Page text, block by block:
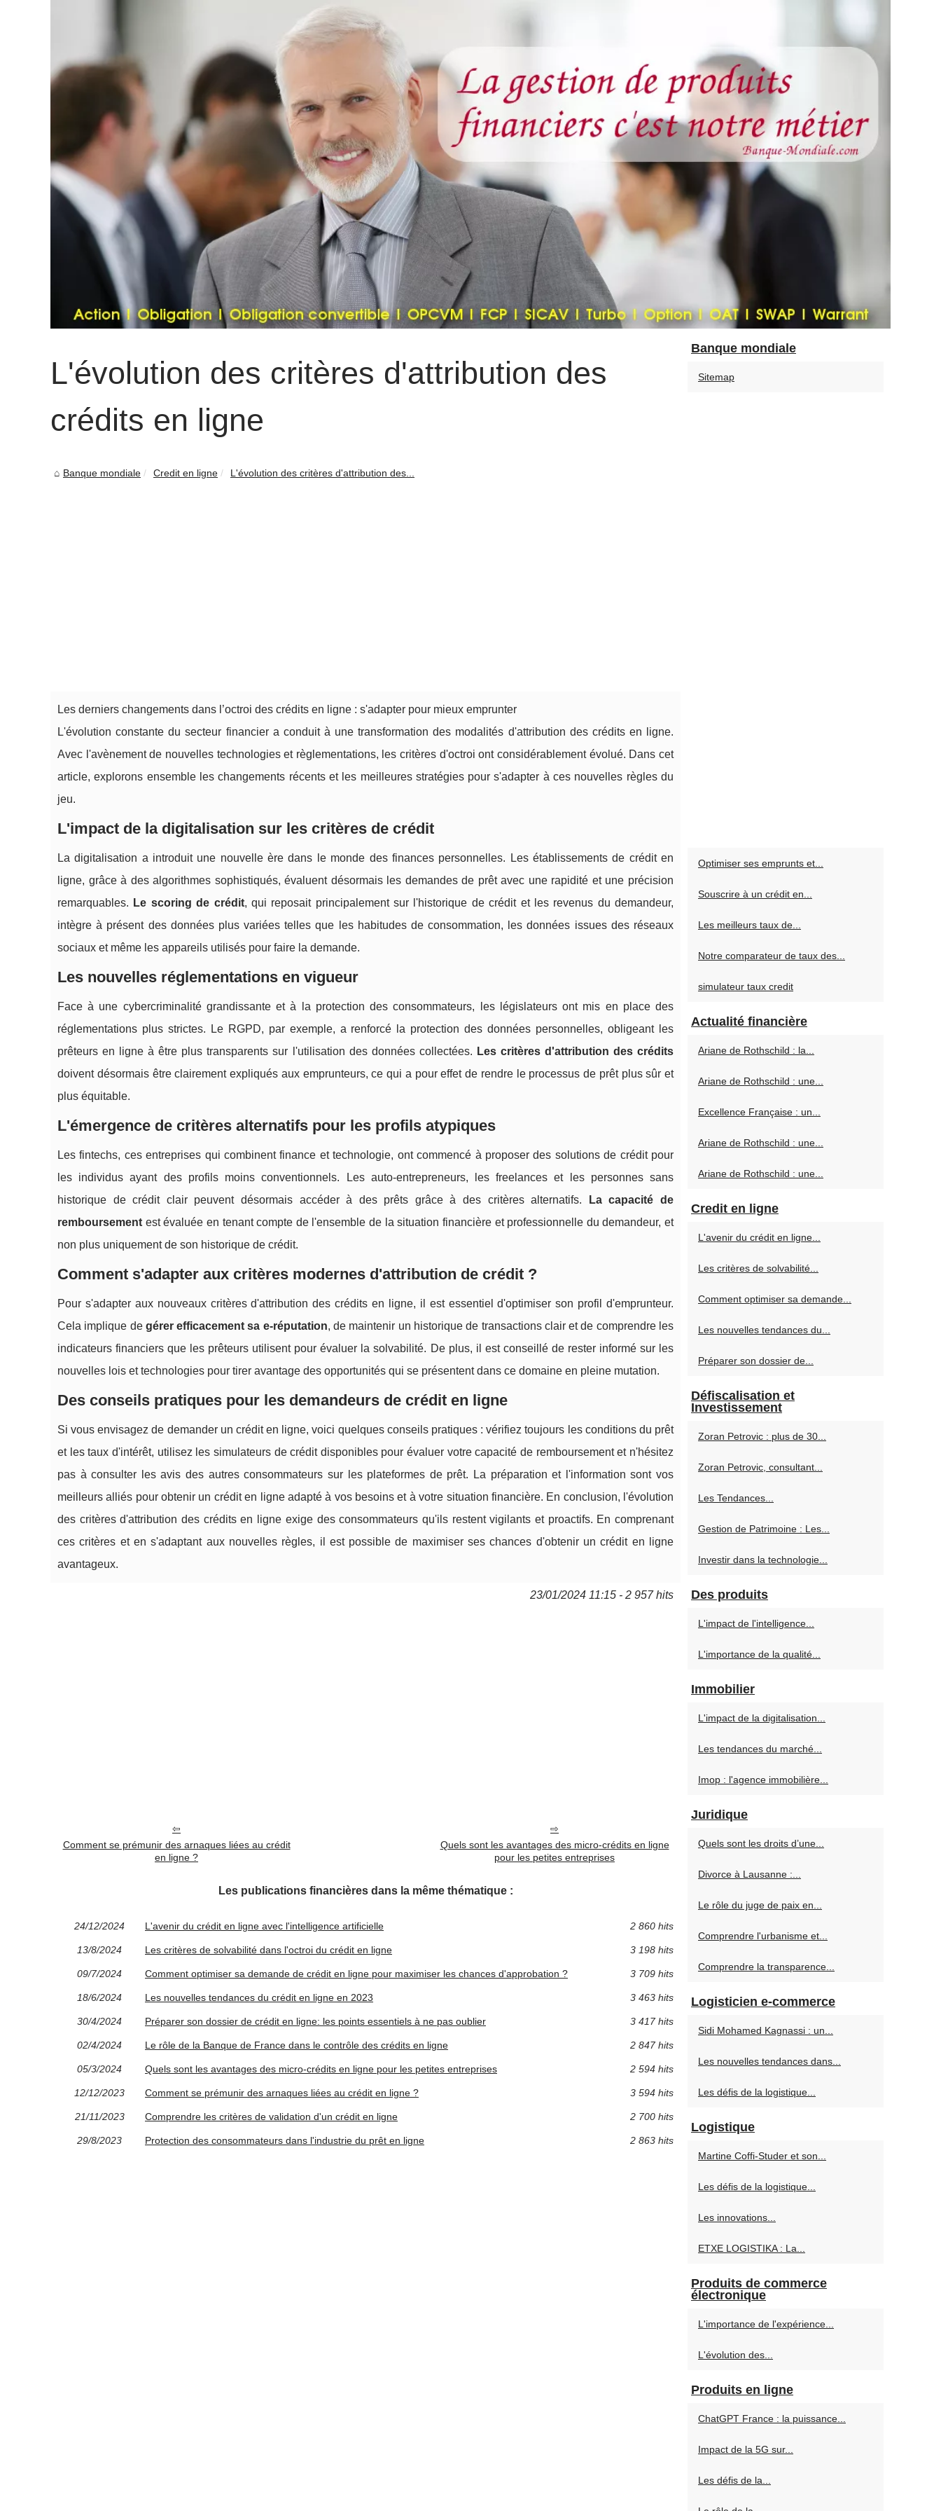
L'évolution des critères d'attribution des
crédits en ligne
Banque mondiale Credit en ligne L'évolution des critères d'attribution des...
Les derniers changements dans l’octroi des crédits en ligne : s'adapter pour mieux emprunter
L'évolution constante du secteur financier a conduit à une transformation des modalités d'attribution des crédits en ligne.
Avec l'avènement de nouvelles technologies et règlementations, les critères d'octroi ont considérablement évolué. Dans cet
article, explorons ensemble les changements récents et les meilleures stratégies pour s'adapter à ces nouvelles règles du
jeu.
L'impact de la digitalisation sur les critères de crédit
La digitalisation a introduit une nouvelle ère dans le monde des finances personnelles. Les établissements de crédit en
ligne, grâce à des algorithmes sophistiqués, évaluent désormais les demandes de prêt avec une rapidité et une précision
remarquables. Le scoring de crédit, qui reposait principalement sur l'historique de crédit et les revenus du demandeur,
intègre à présent des données plus variées telles que les habitudes de consommation, les données issues des réseaux
sociaux et même les appareils utilisés pour faire la demande.
Les nouvelles réglementations en vigueur
Face à une cybercriminalité grandissante et à la protection des consommateurs, les législateurs ont mis en place des
réglementations plus strictes. Le RGPD, par exemple, a renforcé la protection des données personnelles, obligeant les
prêteurs en ligne à être plus transparents sur l'utilisation des données collectées. Les critères d'attribution des crédits
doivent désormais être clairement expliqués aux emprunteurs, ce qui a pour effet de rendre le processus de prêt plus sûr et
plus équitable.
L'émergence de critères alternatifs pour les profils atypiques
Les fintechs, ces entreprises qui combinent finance et technologie, ont commencé à proposer des solutions de crédit pour
les individus ayant des profils moins conventionnels. Les auto-entrepreneurs, les freelances et les personnes sans
historique de crédit clair peuvent désormais accéder à des prêts grâce à des critères alternatifs.
La capacité de
remboursement est évaluée en tenant compte de l'ensemble de la situation financière et professionnelle du demandeur, et
non plus uniquement de son historique de crédit.
Comment s'adapter aux critères modernes d'attribution de crédit ?
Pour s'adapter aux nouveaux critères d'attribution des crédits en ligne, il est essentiel d'optimiser son profil d'emprunteur.
Cela implique de gérer efficacement sa e-réputation, de maintenir un historique de transactions clair et de comprendre les
indicateurs financiers que les prêteurs utilisent pour évaluer la solvabilité. De plus, il est conseillé de rester informé sur les
nouvelles lois et technologies pour tirer avantage des opportunités qui se présentent dans ce domaine en pleine mutation.
Des conseils pratiques pour les demandeurs de crédit en ligne
Si vous envisagez de demander un crédit en ligne, voici quelques conseils pratiques : vérifiez toujours les conditions du prêt
et les taux d'intérêt, utilisez les simulateurs de crédit disponibles pour évaluer votre capacité de remboursement et n'hésitez
pas à consulter les avis des autres consommateurs sur les plateformes de prêt. La préparation et l'information sont vos
meilleurs alliés pour obtenir un crédit en ligne adapté à vos besoins et à votre situation financière. En conclusion, l'évolution
des critères d'attribution des crédits en ligne exige des consommateurs qu'ils restent vigilants et proactifs. En comprenant
ces critères et en s'adaptant aux nouvelles règles, il est possible de maximiser ses chances d'obtenir un crédit en ligne
avantageux.
23/01/2024 11:15 - 2 957 hits
Comment se prémunir des arnaques liées au crédit
en ligne ?
Quels sont les avantages des micro-crédits en ligne
pour les petites entreprises
Les publications financières dans la même thématique :
24/12/2024 L'avenir du crédit en ligne avec l'intelligence artificielle 2 860 hits
13/8/2024 Les critères de solvabilité dans l'octroi du crédit en ligne 3 198 hits
09/7/2024 Comment optimiser sa demande de crédit en ligne pour maximiser les chances d'approbation ? 3 709 hits
18/6/2024 Les nouvelles tendances du crédit en ligne en 2023 3 463 hits
30/4/2024 Préparer son dossier de crédit en ligne: les points essentiels à ne pas oublier 3 417 hits
02/4/2024 Le rôle de la Banque de France dans le contrôle des crédits en ligne 2 847 hits
05/3/2024 Quels sont les avantages des micro-crédits en ligne pour les petites entreprises 2 594 hits
12/12/2023 Comment se prémunir des arnaques liées au crédit en ligne ? 3 594 hits
21/11/2023 Comprendre les critères de validation d'un crédit en ligne 2 700 hits
29/8/2023 Protection des consommateurs dans l'industrie du prêt en ligne 2 863 hits
Banque mondiale
Sitemap
Optimiser ses emprunts et...
Souscrire à un crédit en...
Les meilleurs taux de...
Notre comparateur de taux des...
simulateur taux credit
Actualité financière
Ariane de Rothschild : la...
Ariane de Rothschild : une...
Excellence Française : un...
Ariane de Rothschild : une...
Ariane de Rothschild : une...
Credit en ligne
L'avenir du crédit en ligne...
Les critères de solvabilité...
Comment optimiser sa demande...
Les nouvelles tendances du...
Préparer son dossier de...
Défiscalisation et
Investissement
Zoran Petrovic : plus de 30...
Zoran Petrovic, consultant...
Les Tendances...
Gestion de Patrimoine : Les...
Investir dans la technologie...
Des produits
L'impact de l'intelligence...
L'importance de la qualité...
Immobilier
L'impact de la digitalisation...
Les tendances du marché...
Imop : l'agence immobilière...
Juridique
Quels sont les droits d’une...
Divorce à Lausanne :...
Le rôle du juge de paix en...
Comprendre l'urbanisme et...
Comprendre la transparence...
Logisticien e-commerce
Sidi Mohamed Kagnassi : un...
Les nouvelles tendances dans...
Les défis de la logistique...
Logistique
Martine Coffi-Studer et son...
Les défis de la logistique...
Les innovations...
ETXE LOGISTIKA : La...
Produits de commerce
électronique
L'importance de l'expérience...
L'évolution des...
Produits en ligne
ChatGPT France : la puissance...
Impact de la 5G sur...
Les défis de la...